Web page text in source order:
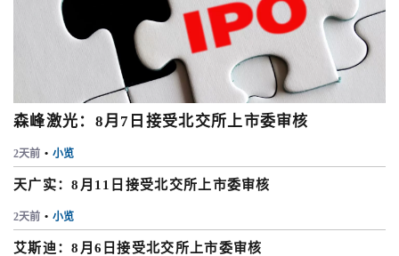
森峰激光：8月7日接受北交所上市委审核
2天前 • 小览
天广实：8月11日接受北交所上市委审核
2天前 • 小览
艾斯迪：8月6日接受北交所上市委审核